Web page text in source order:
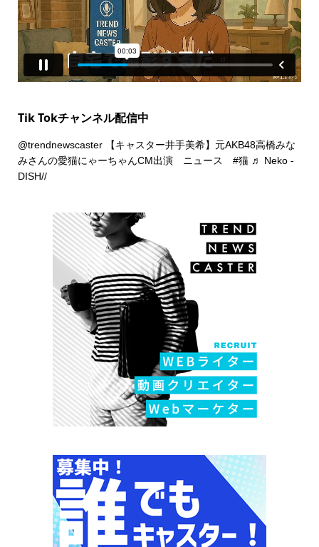
Tik Tokチャンネル配信中
@trendnewscaster【キャスター井手美希】元AKB48高橋みな
みさんの愛猫にゃーちゃんCM出演 ニュース #猫 ♬ Neko -
DISH//